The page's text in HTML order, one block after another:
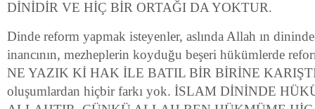
DİNİDİR VE HİÇ BİR ORTAĞI DA YOKTUR.
Dinde reform yapmak isteyenler, aslında Allah ın
inancının, mezheplerin koyduğu beşeri hükümlerde
NE YAZIK Kİ HAK İLE BATIL BİR BİRİNE KARIŞTI.
oluşumlardan hiçbir farkı yok. İSLAM DİNİNDE